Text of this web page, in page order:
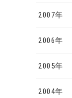
2007年
2006年
2005年
2004年